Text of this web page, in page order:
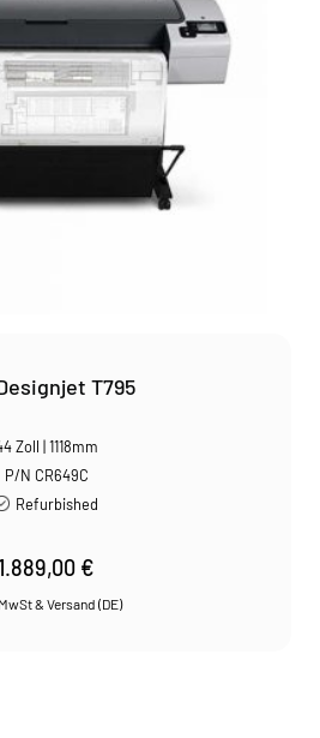
T795
Zoll | 1118mm
P/N CR649C
Refurbished
1.889,00 €